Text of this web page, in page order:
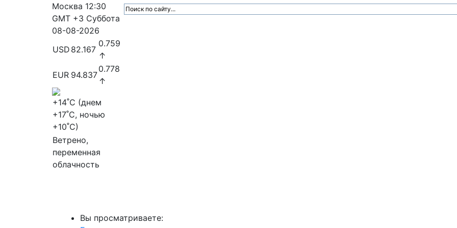
Москва 12:30
GMT +3 Суббота
08-08-2026
USD 82.167
0.759
↑
EUR 94.837
0.778
↑
+14˚C (днем
+17˚C, ночью
+10˚C)
Ветрено,
переменная
облачность
Вы просматриваете: